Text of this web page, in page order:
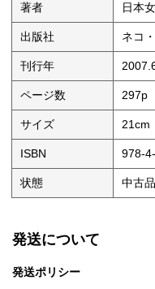
著者 日本
出版社 ネコ
刊行年
ページ数 297p
サイズ 21cm
ISBN 978-
状態 中古品
発送について
発送ポリシー